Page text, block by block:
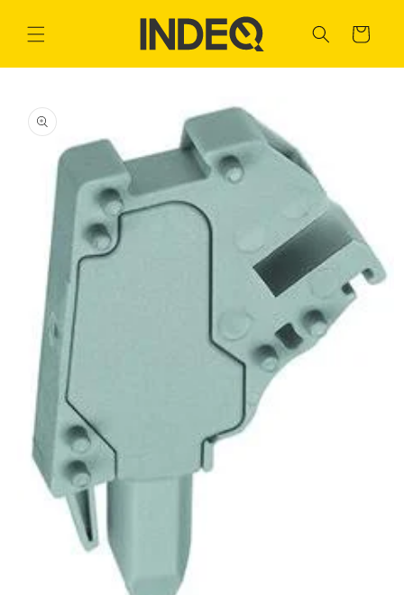
al contenido
Carrito
a la
información
del producto